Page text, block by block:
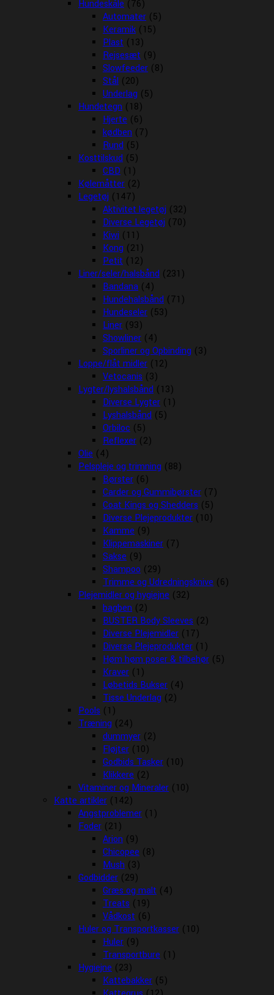
Hundeskåle (76)
Automater (5)
Keramik (15)
Plast (13)
Rejsesæt (9)
Slowfeeder (8)
Stål (20)
Underlag (5)
Hundetegn (18)
Hjerte (6)
kødben (7)
Rund (5)
Kosttilskud (5)
CBD (1)
Kølemåtter (2)
Legetøj (147)
Aktivitet legetøj (32)
Diverse Legetøj (70)
Kiwi (11)
Kong (21)
Petit (12)
Liner/seler/halsbånd (231)
Bandana (4)
Hundehalsbånd (71)
Hundeseler (53)
Liner (93)
Showliner (4)
Sporliner og Opbinding (3)
Loppe/flåt midler (12)
Vetocanis (3)
Lygter/lyshalsbånd (13)
Diverse Lygter (1)
Lyshalsbånd (5)
Orbiloc (5)
Reflexer (2)
Olie (4)
Pelspleje og trimning (88)
Børster (6)
Carder og Gummibørster (7)
Coat Kings og Shedders (5)
Diverse Plejeprodukter (10)
Kamme (9)
Klippemaskiner (7)
Sakse (9)
Shampoo (29)
Trimme og Udredningsknive (6)
Plejemidler og hygiejne (32)
bagben (2)
BUSTER Body Sleeves (2)
Diverse Plejemidler (17)
Diverse Plejeprodukter (1)
Høm høm poser & tilbehør (5)
Kraver (1)
Løbetids Bukser (4)
Tisse Underlag (2)
Pools (1)
Træning (24)
dummyer (2)
Fløjter (10)
Godbids Tasker (10)
Klikkere (2)
Vitaminer og Mineraler (10)
Katte artikler (142)
Angstproblemer (1)
Foder (21)
Arion (9)
Chicopee (8)
Mush (3)
Godbidder (29)
Græs og malt (4)
Treats (19)
Vådkost (6)
Huler og Transportkasser (10)
Huler (9)
Transportbure (1)
Hygiejne (23)
Kattebakker (5)